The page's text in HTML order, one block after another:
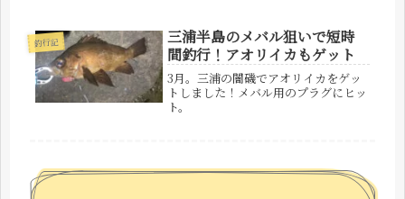
釣行記
三浦半島のメバル狙いで短時
間釣行！アオリイカもゲット
3月。三浦の闇磯でアオリイカをゲッ
トしました！メバル用のプラグにヒッ
ト。